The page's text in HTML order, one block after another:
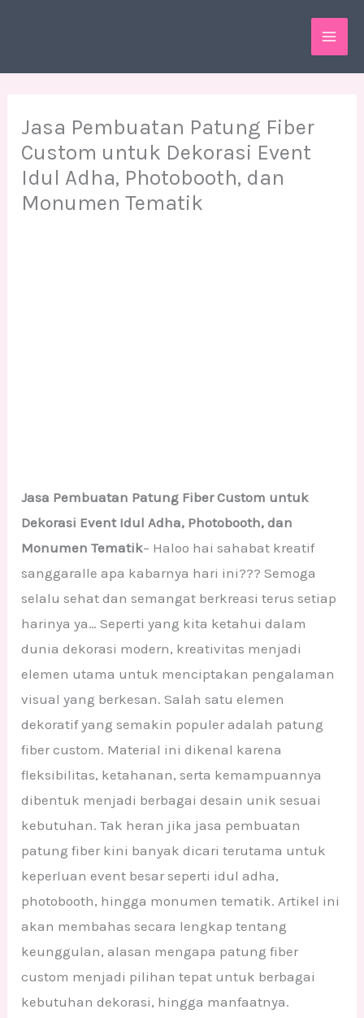
Jasa Pembuatan Patung Fiber
Custom untuk Dekorasi Event
Idul Adha, Photobooth, dan
Monumen Tematik
Jasa Pembuatan Patung Fiber Custom untuk
Dekorasi Event Idul Adha, Photobooth, dan
Monumen Tematik– Haloo hai sahabat kreatif
sanggaralle apa kabarnya hari ini??? Semoga
selalu sehat dan semangat berkreasi terus setiap
harinya ya… Seperti yang kita ketahui dalam
dunia dekorasi modern, kreativitas menjadi
elemen utama untuk menciptakan pengalaman
visual yang berkesan. Salah satu elemen
dekoratif yang semakin populer adalah patung
fiber custom. Material ini dikenal karena
fleksibilitas, ketahanan, serta kemampuannya
dibentuk menjadi berbagai desain unik sesuai
kebutuhan. Tak heran jika jasa pembuatan
patung fiber kini banyak dicari terutama untuk
keperluan event besar seperti idul adha,
photobooth, hingga monumen tematik. Artikel ini
akan membahas secara lengkap tentang
keunggulan, alasan mengapa patung fiber
custom menjadi pilihan tepat untuk berbagai
kebutuhan dekorasi, hingga manfaatnya.